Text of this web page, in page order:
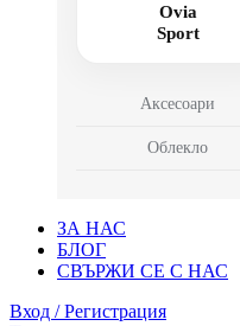
Ovia
Sport
Аксесоари
Облекло
ЗА НАС
БЛОГ
СВЪРЖИ СЕ С НАС
Вход / Регистрация